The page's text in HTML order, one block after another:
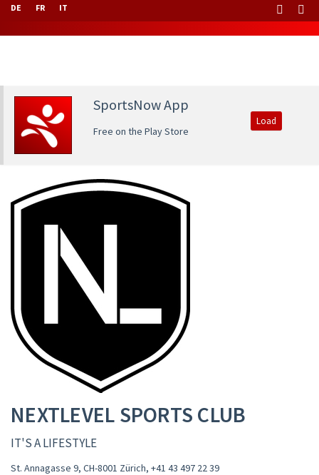
DE FR IT
SportsNow App
Free on the Play Store
Load
NEXTLEVEL SPORTS CLUB
IT'S A LIFESTYLE
St. Annagasse 9, CH-8001 Zürich, +41 43 497 22 39